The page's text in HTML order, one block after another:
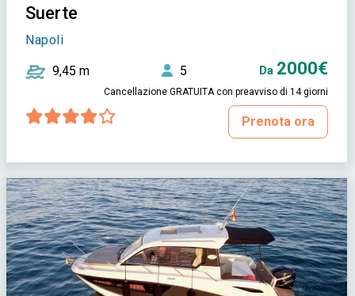
Suerte
Napoli
9,45 m 5 Da 2000€
Cancellazione GRATUITA con preavviso di 14 giorni
Prenota ora